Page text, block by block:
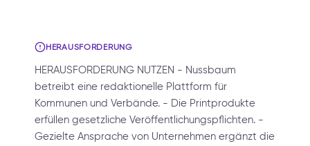
HERAUSFORDERUNG
HERAUSFORDERUNG NUTZEN - Nussbaum
betreibt eine redaktionelle Plattform für
Kommunen und Verbände. - Die Printprodukte
erfüllen gesetzliche Veröffentlichungspflichten. -
Gezielte Ansprache von Unternehmen ergänzt die